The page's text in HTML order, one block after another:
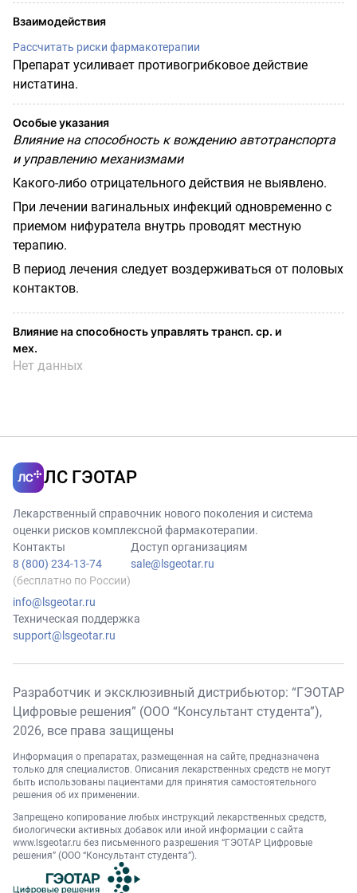
Взаимодействия
Рассчитать риски фармакотерапии
Препарат усиливает противогрибковое действие
нистатина.
Особые указания
Влияние на способность к вождению автотранспорта
и управлению механизмами
Какого-либо отрицательного действия не выявлено.
При лечении вагинальных инфекций одновременно с
приемом нифуратела внутрь проводят местную
терапию.
В период лечения следует воздерживаться от половых
контактов.
Влияние на способность управлять трансп. ср. и
мех.
Нет данных
ЛС ГЭОТАР
Лекарственный справочник нового поколения и система
оценки рисков комплексной фармакотерапии.
Контакты
8 (800) 234-13-74
(бесплатно по России)
info@lsgeotar.ru
Доступ организациям
sale@lsgeotar.ru
Техническая поддержка
support@lsgeotar.ru
Разработчик и эксклюзивный дистрибьютор: “ГЭОТАР
Цифровые решения” (ООО “Консультант студента”),
2026, все права защищены
Информация о препаратах, размещенная на сайте, предназначена
только для специалистов. Описания лекарственных средств не могут
быть использованы пациентами для принятия самостоятельного
решения об их применении.
Запрещено копирование любых инструкций лекарственных средств,
биологически активных добавок или иной информации с сайта
www.lsgeotar.ru без письменного разрешения “ГЭОТАР Цифровые
решения” (ООО “Консультант студента”).